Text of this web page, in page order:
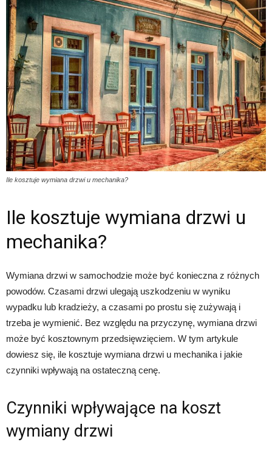
Ile kosztuje wymiana drzwi u mechanika?
Ile kosztuje wymiana drzwi u
mechanika?
Wymiana drzwi w samochodzie może być konieczna z różnych
powodów. Czasami drzwi ulegają uszkodzeniu w wyniku
wypadku lub kradzieży, a czasami po prostu się zużywają i
trzeba je wymienić. Bez względu na przyczynę, wymiana drzwi
może być kosztownym przedsięwzięciem. W tym artykule
dowiesz się, ile kosztuje wymiana drzwi u mechanika i jakie
czynniki wpływają na ostateczną cenę.
Czynniki wpływające na koszt
wymiany drzwi